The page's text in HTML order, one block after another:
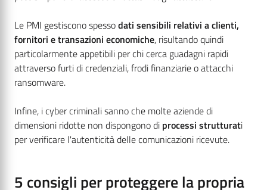
Le PMI gestiscono spessodati sensibili relativi a clienti,
fornitori e transazioni economiche, risultando quindi
particolarmente appetibili per chi cerca guadagni rapidi
attraverso furti di credenziali, frodi finanziarie o attacchi
ransomware.
Infine, i cyber criminali sanno che molte aziende di
dimensioni ridotte non dispongono di processi strutturati
per verificare l'autenticità delle comunicazioni ricevute.
5 consigli per proteggere la propria